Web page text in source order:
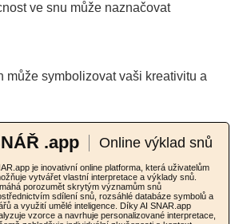
ve snu může naznačovat
může symbolizovat vaši kreativitu a
.app Online výklad snů
je inovativní online platforma, která uživatelům
vytvářet vlastní interpretace a výklady snů.
porozumět skrytým významům snů
sdílení snů, rozsáhlé databáze symbolů a
a využití umělé inteligence. Díky AI SNAR.app
vzorce a navrhuje personalizované interpretace,